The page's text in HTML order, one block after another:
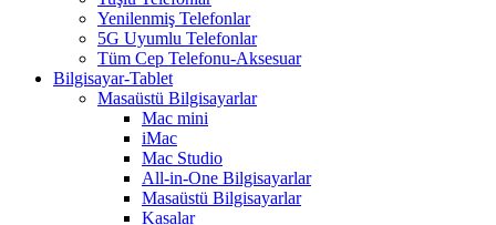
Yenilenmiş Telefonlar
5G Uyumlu Telefonlar
Tüm Cep Telefonu-Aksesuar
Bilgisayar-Tablet
Masaüstü Bilgisayarlar
Mac mini
iMac
Mac Studio
All-in-One Bilgisayarlar
Masaüstü Bilgisayarlar
Kasalar